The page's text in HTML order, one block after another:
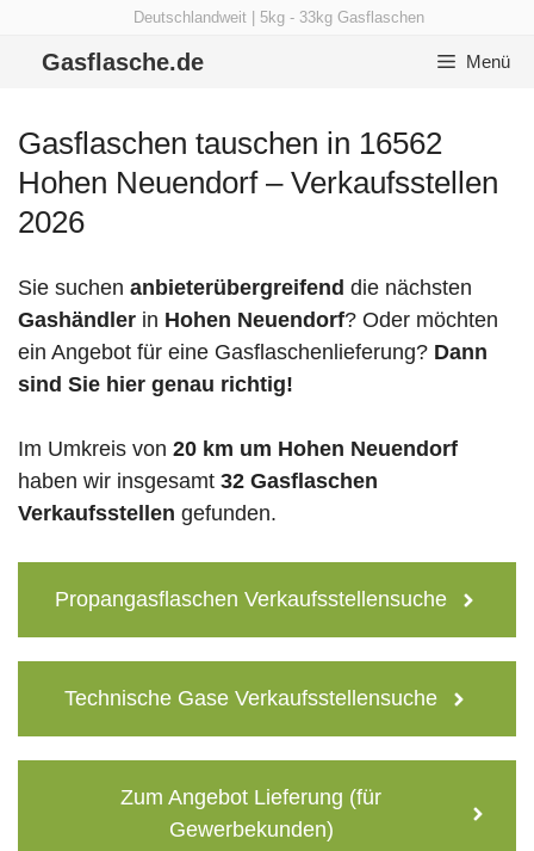
Deutschlandweit | 5kg - 33kg Gasflaschen
Gasflasche.de Menü
Gasflaschen tauschen in 16562
Hohen Neuendorf – Verkaufsstellen
2026
Sie suchen anbieterübergreifend die nächsten
Gashändler in Hohen Neuendorf? Oder möchten
ein Angebot für eine Gasflaschenlieferung? Dann
sind Sie hier genau richtig!
Im Umkreis von 20 km um Hohen Neuendorf
haben wir insgesamt 32 Gasflaschen
Verkaufsstellen gefunden.
Propangasflaschen Verkaufsstellensuche
Technische Gase Verkaufsstellensuche
Zum Angebot Lieferung (für
Gewerbekunden)